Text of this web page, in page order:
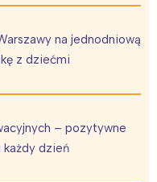
na jednodniową
z dziećmi
– pozytywne
każdy dzień